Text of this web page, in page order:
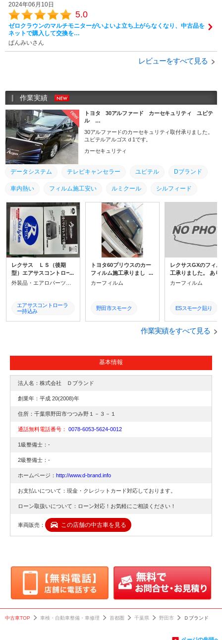
2024年06月10日
5.0
ゼロクラウンのマルチモニターがいよいよ立ち上がらなくなり、中古品を
ネットで購入して交換を…
ぱんみいさん
レビューをすべて見る
作業実績
new
トヨタ 30アルファード カーセキュリティ ユピテ
ル …
30アルファードのカーセキュリティ取付承りました。
ユピテルアルゴスｄ1です。
カーセキュリティ
データシステム テレビキャンセラー ユピテル Dブランド
車内熱い フィルム施工安い ルミクール シルフィード
ソフト９９ ヴェリス 30アルファードアルゴス
千葉県セキュリティ 高性能セキュリティ野田市
人気セキュリティー おすすめセキュリティ おすすめアルゴスｄ1
アルゴスｄ1価格 アルゴスｄ1値段 アルゴスｄ1外し
レクサス ＬＳ（後期
型）エアサスコントロー
ラー取付承りました。 商
付可能です。
エアサスコントローラ
ー持込み
エアサスコントローラ
LSエアサスコントロー
ラー取付
ー取付野田
ーラー取付
エアサスコントローラ
ー取付
LS460エアサスコント
LS600エアサスコント
レクサスエアサスコン
埼玉エアサスコントロ
ーラー
LSフィルム施工
LSスモーク安い
トヨタ60プリウスのカー
フィルム施工承りまし
た。ありがとうございま
ました。近年、猛暑で少
しでも快適にのお声多数
いただき、大人気の遮熱
カーフィルム
野田市スモーク
野田市プリウス遮熱ス
モーク
プリウス春日部遮熱ス
ＩＫＣＳ
ヴェリス
野田市スモーク取付専
門店
流山フィルム専門店
春日部フィルム専門店
プレミアムフィルム野
野田市プレミアムフィ
レクサスGXのフィ
工承りました。 あり
うございます。 今回
カーフィルム
ESスモーク貼り
RXTV
GX春日部
GXスモーク貼り
GXフィルム施工野
GXスモーク野田市
作業実績をすべて見る
基本情報
法人名：株式会社 Ｄブランド
創業年：平成 20(2008)年
住所：千葉県野田市つつみ野１－３－１
通話無料電話番号： 0078-6053-5624-0012
1級整備士：-
2級整備士：-
ホームページ： http://www.d-brand.info
お支払いについて：現金・クレジットカード対応しております。
ローン取扱いについて：ローン対応！お気軽にご相談ください！
車両販売： この店舗の中古車を見る
中古車TOP 車検・自動車整備・車修理 首都圏 千葉県 野田市 Ｄブランド